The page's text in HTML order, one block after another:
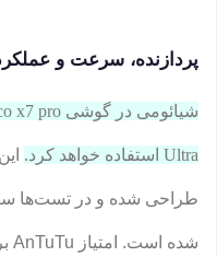
پردازنده‌، سرعت و
Ultra استفاده خواهد کرد.
شده است. امتیاز AnTuTu برای آن 1,704,330 است.